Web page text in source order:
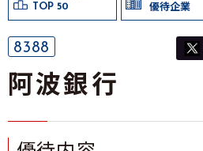
TOP 50
優待企業
8388
阿波銀行